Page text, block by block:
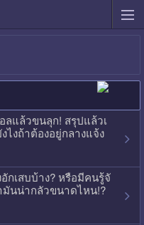
แล้วขนลุก! สรุปแล้วเ
ไงถ้าต้องอยู่กลางแจ้ง
กเสบบ้าง? หรือมีคนรู้จั
มันน่ากลัวขนาดไหน!?